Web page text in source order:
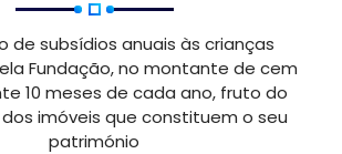
de subsídios anuais às crianças
Fundação, no montante de cem
10 meses de cada ano, fruto do
imóveis que constituem o seu
património